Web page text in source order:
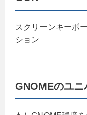
スクリーンキーボ
ション
GNOMEのユニ